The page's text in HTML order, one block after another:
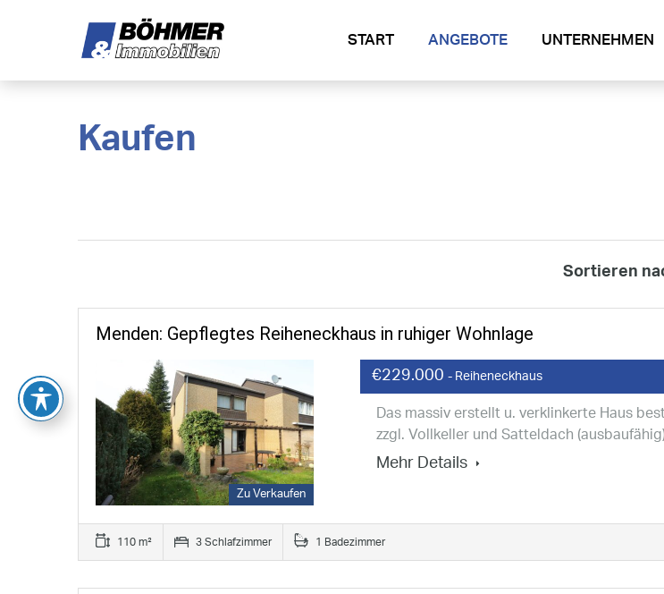
START ANGEBOTE UNTERNEHMEN
Kaufen
Sortieren
Menden: Gepflegtes Reiheneckhaus in ruhiger Wohnlage
Zu Verkaufen
€229.000 - Reiheneckhaus
Das massiv erstellt u. verklinkerte Haus
zzgl. Vollkeller und Satteldach
Mehr Details
110 m² 3 Schlafzimmer 1 Badezimmer